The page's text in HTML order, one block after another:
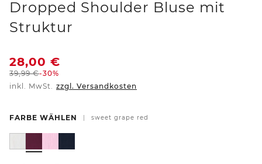
Dropped Shoulder Bluse mit
Struktur
28,00 €
39,99€-30%
inkl. MwSt. zzgl. Versandkosten
FARBE WÄHLEN sweet grape red